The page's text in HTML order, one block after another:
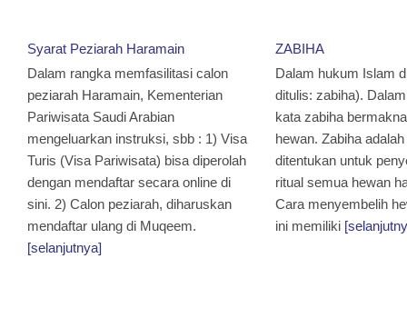
Syarat Peziarah Haramain
Dalam rangka memfasilitasi calon
peziarah Haramain, Kementerian
Pariwisata Saudi Arabian
mengeluarkan instruksi, sbb : 1) Visa
Turis (Visa Pariwisata) bisa diperolah
dengan mendaftar secara online di
sini. 2) Calon peziarah, diharuskan
mendaftar ulang di Muqeem.
[selanjutnya]
ZABIHA
Dalam hukum Islam
ditulis: zabiha).
kata zabiha
hewan. Zabiha
ditentukan untuk
ritual semua hewan
Cara menyembelih
ini memiliki